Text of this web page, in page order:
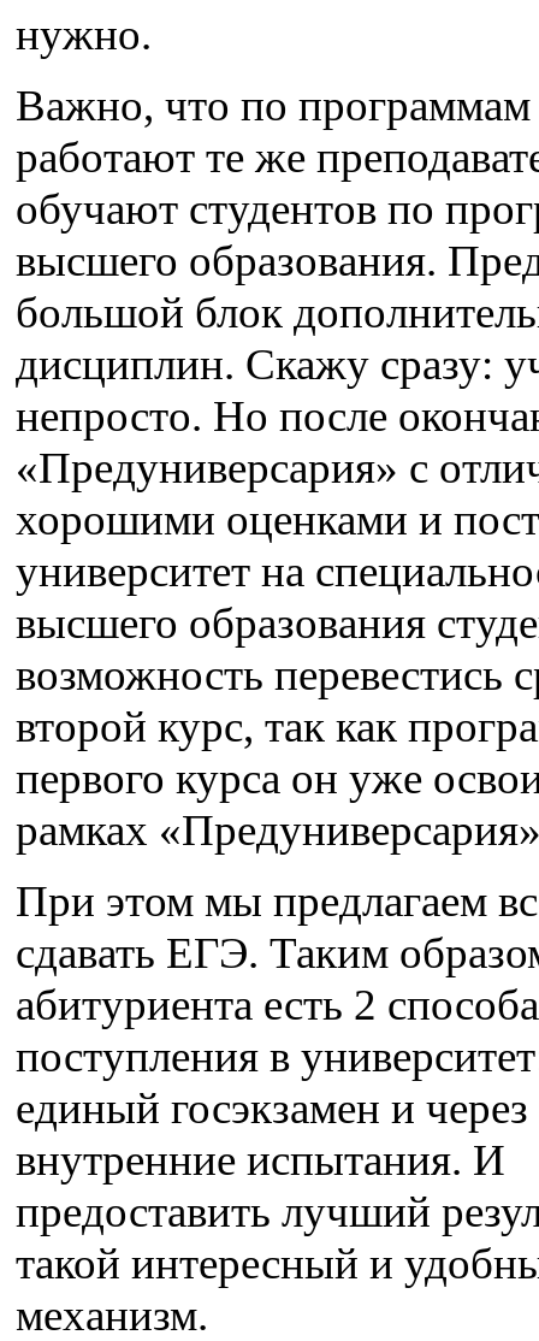
нужно.
Важно, что по
работают те же
обучают студентов по
высшего образования.
большой блок
дисциплин. Скажу сразу:
непросто. Но после
«Предуниверсария» с
хорошими оценками и
университет на
высшего образования
возможность перевестись
второй курс, так как
первого курса он уже
рамках
При этом мы предлагаем
сдавать ЕГЭ. Таким
абитуриента есть 2 способа
поступления в
единый госэкзамен и через
внутренние испытания. И
предоставить лучший
такой интересный и
механизм.